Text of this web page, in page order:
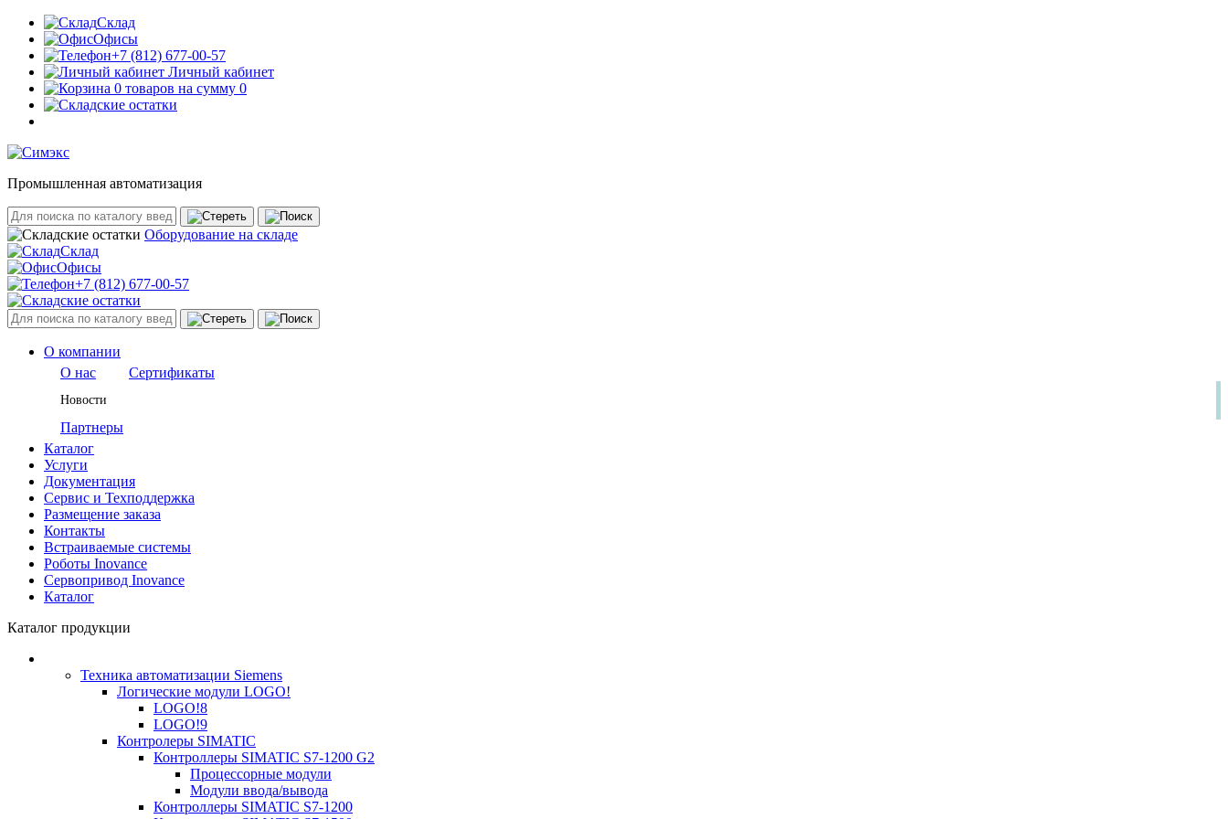
Склад
Офисы
+7 (812) 677-00-57
Личный кабинет
0 товаров на сумму 0
Промышленная автоматизация
Оборудование на складе
Склад
Офисы
+7 (812) 677-00-57
О компании
О нас
Сертификаты
Новости
Партнеры
Каталог
Услуги
Документация
Сервис и Техподдержка
Размещение заказа
Контакты
Встраиваемые системы
Роботы Inovance
Сервопривод Inovance
Каталог
Каталог продукции
Техника автоматизации Siemens
Логические модули LOGO!
LOGO!8
LOGO!9
Контролеры SIMATIC
Контроллеры SIMATIC S7-1200 G2
Процессорные модули
Модули ввода/вывода
Контроллеры SIMATIC S7-1200